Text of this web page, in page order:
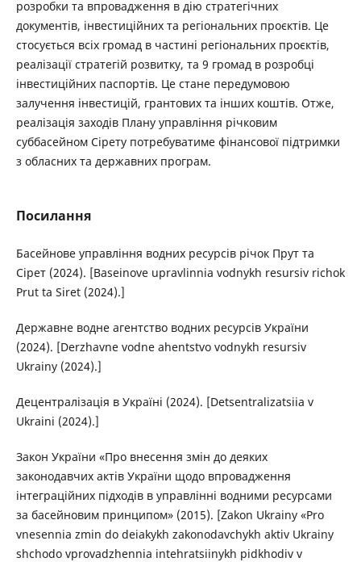
розробки та впровадження в дію стратегічних
документів, інвестиційних та регіональних проєктів. Це
стосується всіх громад в частині регіональних проєктів,
реалізації стратегій розвитку, та 9 громад в розробці
інвестиційних паспортів. Це стане передумовою
залучення інвестицій, грантових та інших коштів. Отже,
реалізація заходів Плану управління річковим
суббасейном Сірету потребуватиме фінансової підтримки
з обласних та державних програм.
Посилання
Басейнове управління водних ресурсів річок Прут та
Сірет (2024). [Baseinove upravlinnia vodnykh resursiv richok
Prut ta Siret (2024).]
Державне водне агентство водних ресурсів України
(2024). [Derzhavne vodne ahentstvo vodnykh resursiv
Ukrainy (2024).]
Децентралізація в Україні (2024). [Detsentralizatsiia v
Ukraini (2024).]
Закон України «Про внесення змін до деяких
законодавчих актів України щодо впровадження
інтеграційних підходів в управлінні водними ресурсами
за басейновим принципом» (2015). [Zakon Ukrainy «Pro
vnesennia zmin do deiakykh zakonodavchykh aktiv Ukrainy
shchodo vprovadzhennia intehratsiinykh pidkhodiv v